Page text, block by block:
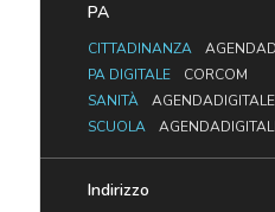
PA
CITTADINANZA
PA DIGITALE
CORCOM
SANITÀ
SCUOLA
Indirizzo